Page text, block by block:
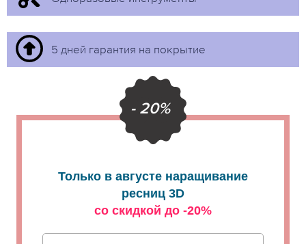
5 дней гарантия на покрытие
- 20%
Только в августе наращивание
ресниц 3D
со скидкой до -20%